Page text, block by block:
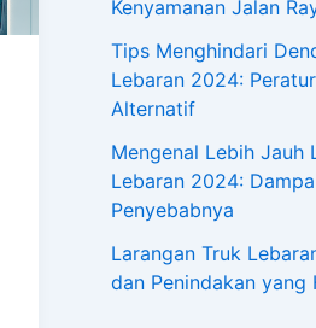
Kenyamanan Jalan
Tips Menghindari
Lebaran 2024:
Alternatif
Mengenal Lebih Jauh
Lebaran 2024:
Penyebabnya
Larangan Truk
dan Penindakan yang